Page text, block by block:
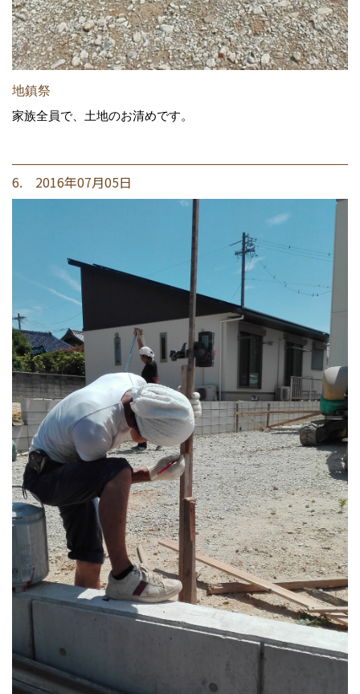
地鎮祭
家族全員で、土地のお清めです。
6. 2016年07月05日